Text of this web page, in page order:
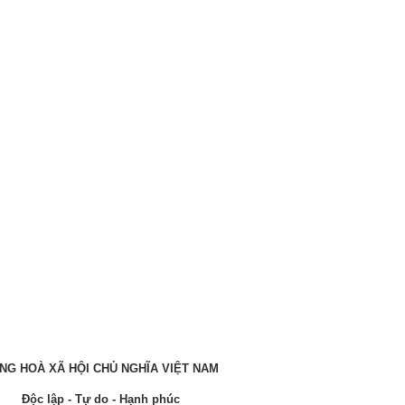
HOÀ XÃ HỘI CHỦ NGHĨA VIỆT NAM
Độc lập - Tự do - Hạnh phúc